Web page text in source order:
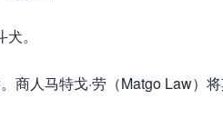
。
商人马特戈·劳（Matgo Law）